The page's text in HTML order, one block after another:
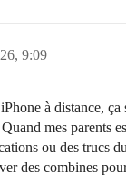
9:09
à distance, ça
mes parents
ou des trucs
des combines